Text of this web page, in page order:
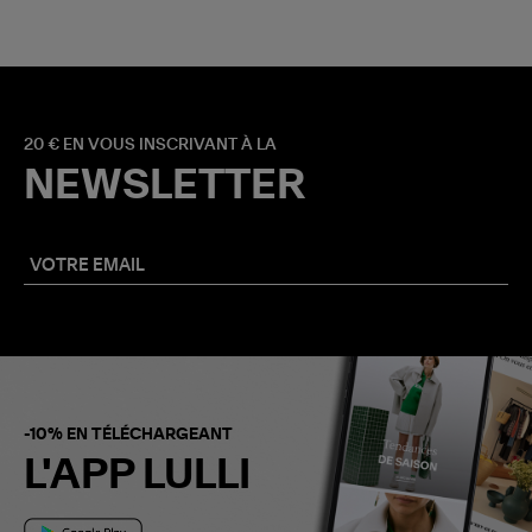
20 € EN VOUS INSCRIVANT À LA
NEWSLETTER
-10% EN TÉLÉCHARGEANT
L'APP LULLI